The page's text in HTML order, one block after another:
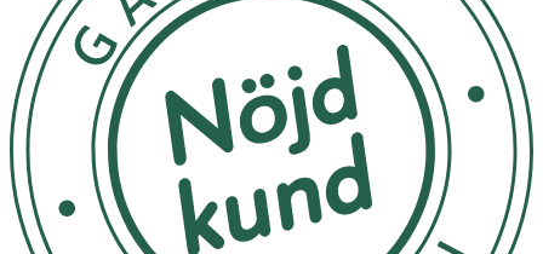
- Intas i samband med måltid.
- Överskrid inte rekommenderad dos.
- Kosttillskott bör inte ersätta en varierad kost och en
hälsosam livsstil.
Förvaring
Förvaras i rumstemperatur utom räckhåll för små barn.